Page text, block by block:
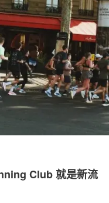
Club 就是新流